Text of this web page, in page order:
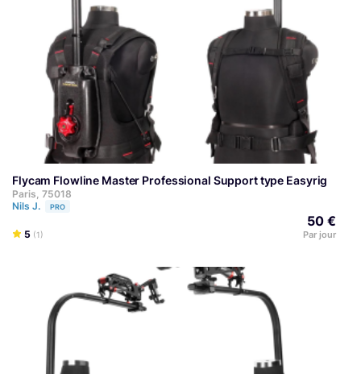
Flycam Flowline Master Professional Support type Easyrig
Paris, 75018
Nils J.
PRO
5 (1)
50 €
Par jour